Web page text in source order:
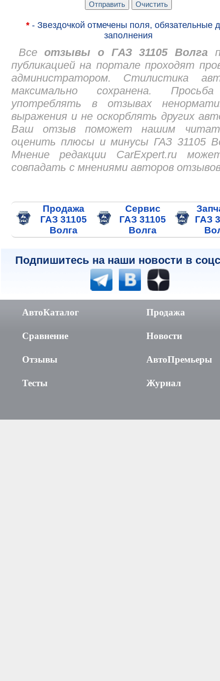
*- Звездочкой отмечены поля, обязательные
заполнения
Всеотзывы о ГАЗ 31105 Волга
публикацией на портале проходят
администратором. Стилистика
максимально сохранена.
употреблять в отзывах
выражения и не оскорблять других
Ваш отзыв поможет нашим
оценить плюсы и минусы ГАЗ 31105
Мнение редакции CarExpert.ru
совпадать с мнениями авторов
Продажа
ГАЗ 31105
Волга
Сервис
ГАЗ 31105
Волга
ГАЗ
Подпишитесь на наши новости в
АвтоКаталог
Сравнение
Отзывы
Тесты
Продажа
Новости
АвтоПремьеры
Журнал